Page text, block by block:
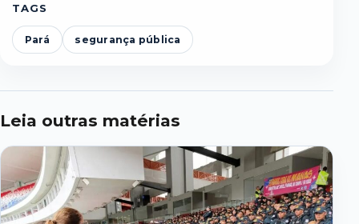
TAGS
Pará segurança pública
Leia outras matérias